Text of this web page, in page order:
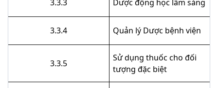
3.3.3 Dược động học lâm sàng
3.3.4 Quản lý Dược bệnh viện
3.3.5
Sử dụng thuốc cho đối
tượng đặc biệt